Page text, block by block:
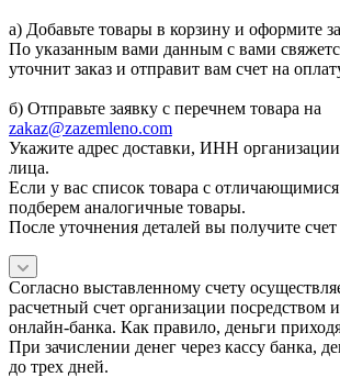
а) Добавьте товары в корзину и оформите
По указанным вами данным с вами
уточнит заказ и отправит вам счет на
б) Отправьте заявку с перечнем товара на
zakaz@zazemleno.com
Укажите адрес доставки, ИНН
лица.
Если у вас список товара с
подберем аналогичные товары.
После уточнения деталей вы получите счет
Согласно выставленному счету
расчетный счет организации посредством
онлайн-банка. Как правило, деньги
При зачислении денег через кассу банка,
до трех дней.